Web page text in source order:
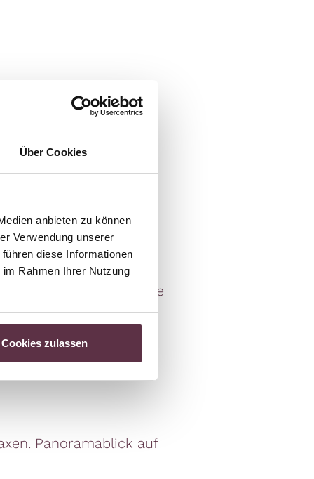
Über Cookies
anbieten zu können
Verwendung unserer
diese Informationen
Rahmen Ihrer Nutzung
Cookies zulassen
Eierspeisen
zu, bitte geben Sie
Panoramablick auf